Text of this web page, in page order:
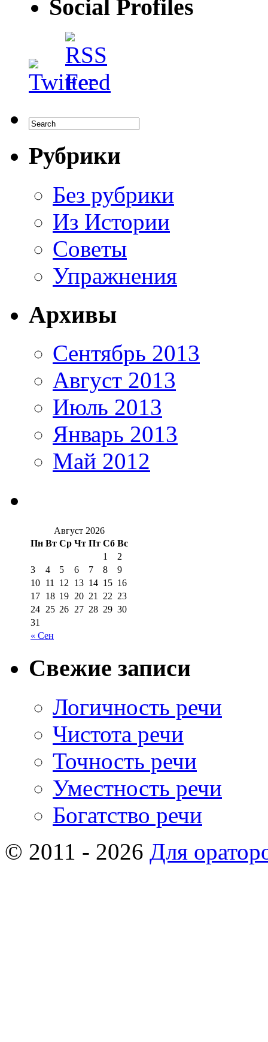
Social Profiles
Рубрики
Без рубрики
Из Истории
Советы
Упражнения
Архивы
Сентябрь 2013
Август 2013
Июль 2013
Январь 2013
Май 2012
Август 2026
Пн Вт Ср Чт Пт Сб Вс
« Сен
1
2
3
4 5 6 7 8
9
10 11 12 13 14 15 16
17 18 19 20 21 22 23
24 25 26 27 28 29 30
31
Свежие записи
Логичность речи
Чистота речи
Точность речи
Уместность речи
Богатство речи
© 2011 - 2026 Для